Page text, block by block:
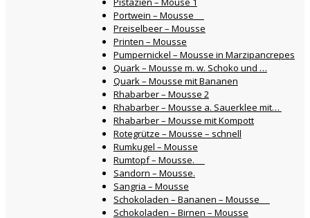
Portwein – Mousse
Preiselbeer – Mousse
Printen – Mousse
Pumpernickel – Mousse in Marzipancrepes
Quark – Mousse m. w. Schoko und …
Quark – Mousse mit Bananen
Rhabarber – Mousse 2
Rhabarber – Mousse a. Sauerklee mit…
Rhabarber – Mousse mit Kompott
Rotegrütze – Mousse – schnell
Rumkugel – Mousse
Rumtopf – Mousse.
Sandorn – Mousse.
Sangria – Mousse
Schokoladen – Bananen – Mousse
Schokoladen – Birnen – Mousse